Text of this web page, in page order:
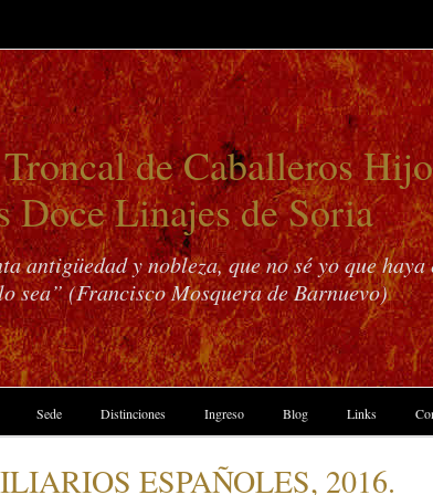
de Caballeros
Doce Linajes de Soria
antigüedad y nobleza, que no sé yo que haya
sea” (Francisco Mosquera de Barnuevo)
Sede Distinciones Ingreso Blog Links
ESPAÑOLES, 2016.